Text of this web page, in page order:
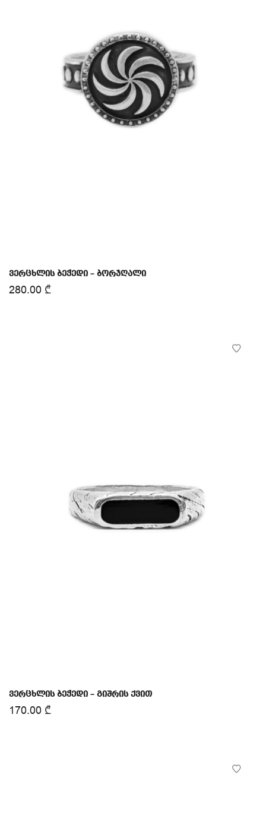
ვერცხლის ბეჭედი – ბორჯღალი
280.00 ₾
ვერცხლის ბეჭედი – გიშრის ქვით
170.00 ₾